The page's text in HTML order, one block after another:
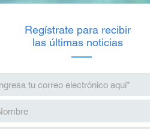
Regístrate para recibir
las últimas noticias